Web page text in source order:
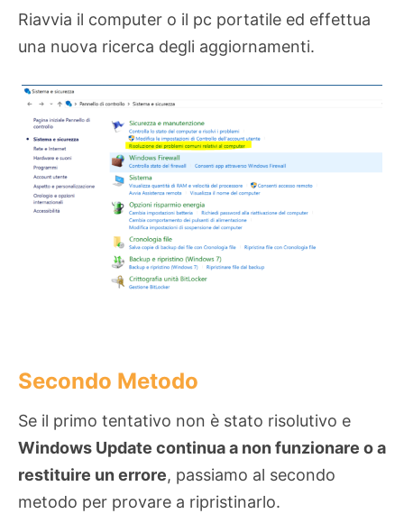
Riavvia il computer o il pc portatile ed effettua
una nuova ricerca degli aggiornamenti.
Secondo Metodo
Se il primo tentativo non è stato risolutivo e
Windows Update continua a non funzionare o a
restituire un errore, passiamo al secondo
metodo per provare a ripristinarlo.